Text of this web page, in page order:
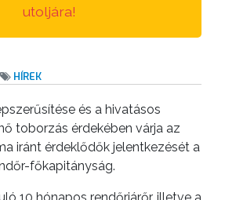
utoljára!
HÍREK
és a hivatásos
toborzás érdekében várja az
iránt érdeklődők jelentkezését a
főkapitányság.